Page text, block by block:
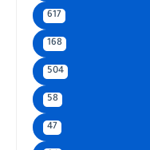
617
168
504
58
47